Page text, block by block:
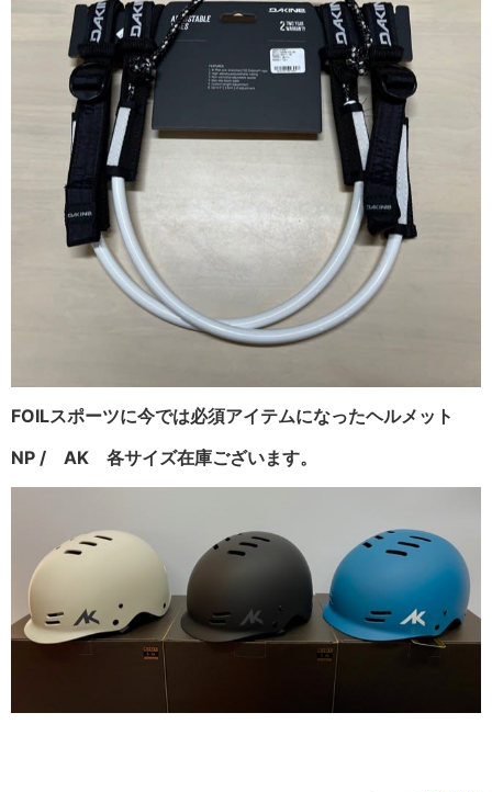
FOILスポーツに今では必須アイテムになったヘルメット
NP / AK 各サイズ在庫ございます。